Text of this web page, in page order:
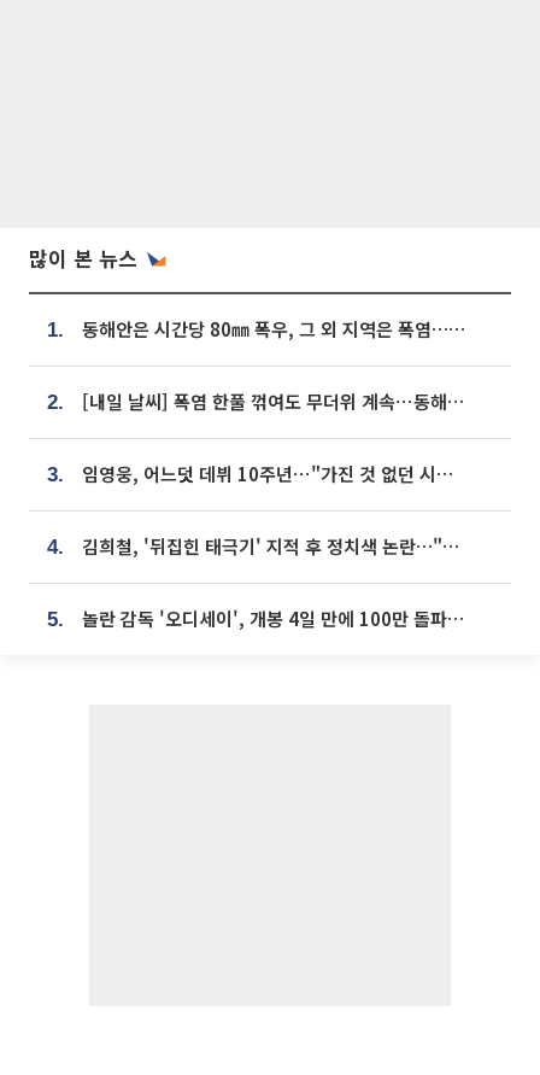
많이 본 뉴스
1. 동해안은 시간당 80㎜ 폭우, 그 외 지역은 폭염…‘극과 극 날씨’
2. [내일 날씨] 폭염 한풀 꺾여도 무더위 계속⋯동해안 이틀 연속 비
3. 임영웅, 어느덧 데뷔 10주년⋯"가진 것 없던 시절, 내 앞엔 20명의 팬뿐"
4. 김희철, '뒤집힌 태극기' 지적 후 정치색 논란…"좌우 떠나 우리나라 국기"
5. 놀란 감독 '오디세이', 개봉 4일 만에 100만 돌파⋯'왕사남' 보다 빠르다